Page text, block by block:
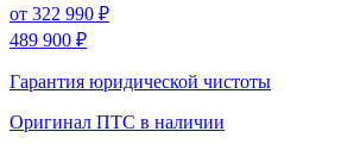
от 322 990 ₽
489 900 ₽
Гарантия юридической чистоты
Оригинал ПТС в наличии